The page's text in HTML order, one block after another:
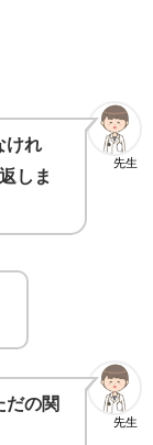
先生
けれ
しま
先生
だの関